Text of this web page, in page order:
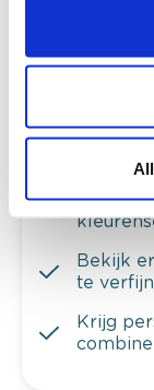
Krijg
Ontdek
Bekijk
te
Krijg